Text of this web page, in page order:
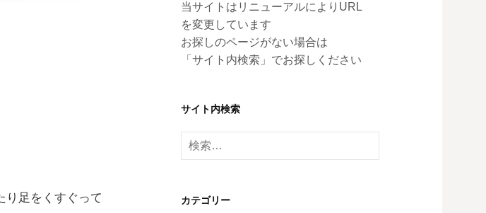
り足をくすぐって
当サイトはリニューアルによりURL
を変更しています
お探しのページがない場合は
「サイト内検索」でお探しください
サイト内検索
検
索:
カテゴリー